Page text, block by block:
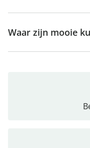
Waar zijn mooie